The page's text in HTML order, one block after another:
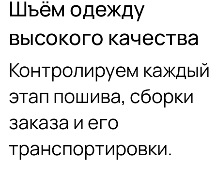
Шъём одежду
высокого качества
Контролируем каждый
этап пошива, сборки
заказа и его
транспортировки.